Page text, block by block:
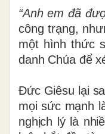
“Anh em đã
công trạng,
một hình thức
danh Chúa để
Đức Giêsu lại
mọi sức mạnh
nghịch lý là